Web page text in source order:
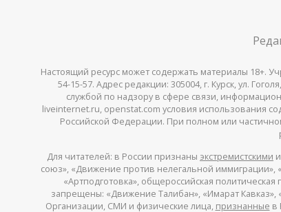
Настоящий ресурс может содержать материалы 18+.
54-15-57. Адрес редакции: 305004, г. Курск, ул.
службой по надзору в сфере связи,
liveinternet.ru, openstat.com условия использования
Российской Федерации. При полном или
Для читателей: в России признаны экстремистскими
союз», «Движение против нелегальной
«Артподготовка», общероссийская
запрещены: «Движение Талибан», «Имарат Кавказ»,
Организации, СМИ и физические лица, признанные в